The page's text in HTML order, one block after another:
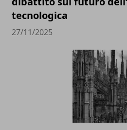
tecnologica
27/11/2025